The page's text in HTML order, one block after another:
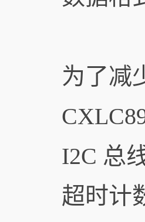
为了减
I2C 总
超时计